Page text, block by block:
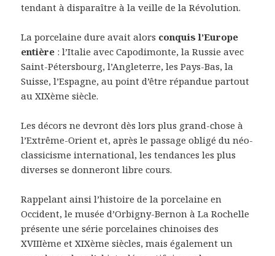
tendant à disparaître à la veille de la Révolution.
La porcelaine dure avait alors conquis l’Europe
entière : l’Italie avec Capodimonte, la Russie avec
Saint-Pétersbourg, l’Angleterre, les Pays-Bas, la
Suisse, l’Espagne, au point d’être répandue partout
au XIXème siècle.
Les décors ne devront dès lors plus grand-chose à
l’Extrême-Orient et, après le passage obligé du néo-
classicisme international, les tendances les plus
diverses se donneront libre cours.
Rappelant ainsi l’histoire de la porcelaine en
Occident, le musée d’Orbigny-Bernon à La Rochelle
présente une série porcelaines chinoises des
XVIIIème et XIXème siècles, mais également un